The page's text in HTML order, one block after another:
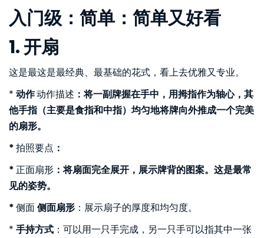
入门级：简单：简单又好看
1. 开扇
这是最这是最经典、最基础的花式，看上去优雅又专业。
* 动作动作描述 ：将一副牌握在手中，用拇指作为轴心，其
他手指（主要是食指和中指）均匀地将牌向外推成一个完美
的扇形。
*拍照要点 ：
*正面扇形 ：将扇面完全展开，展示牌背的图案。这是最常
见的姿势。
*侧面侧面扇形 ：展示扇子的厚度和均匀度。
* 手持方式 ：可以用一只手完成，另一只手可以指其中一张